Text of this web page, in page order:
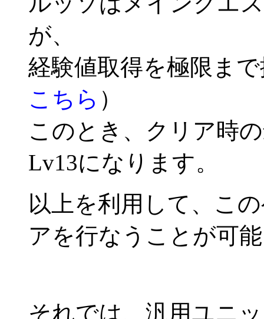
が、
経験値取得を極限ま
こちら ）
このとき、クリア時
Lv13になります。
以上を利用して、こ
アを行なうことが可
それでは、汎用ユニ